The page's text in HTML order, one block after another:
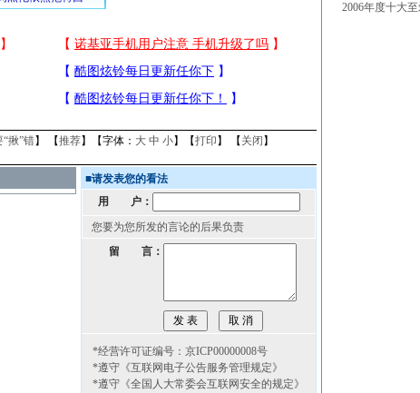
“揪”错】 【推荐】【字体： 大 中 小】【打印 】 【 关闭 】
■请发表您的看法
用 户：
您要为您所发的言论的后果负责
留 言：
*经营许可证编号：京ICP00000008号
*遵守《互联网电子公告服务管理规定》
*遵守《全国人大常委会互联网安全的规定》
2006年度十大